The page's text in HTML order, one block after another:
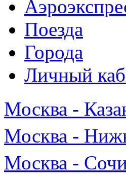
Поезда
Города
Личный
Москва -
Москва -
Москва -